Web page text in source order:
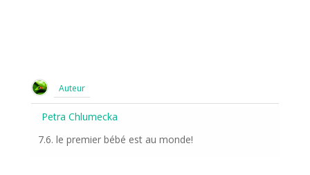
Auteur
Petra Chlumecka
7.6. le premier bébé est au monde!